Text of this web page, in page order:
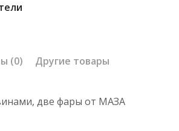
(0) Другие товары
две фары от МАЗА